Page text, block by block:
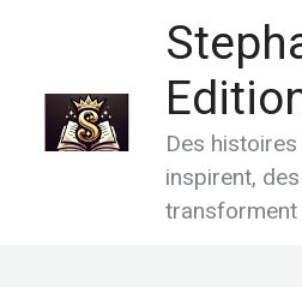
Des
inspirent,
transforment